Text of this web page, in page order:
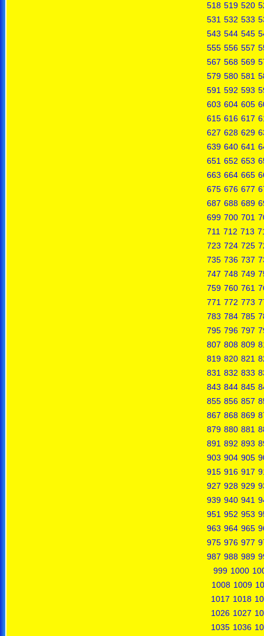
518 519 520
531 532 533
543 544 545
555 556 557
567 568 569
579 580 581
591 592 593
603 604 605
615 616 617
627 628 629
639 640 641
651 652 653
663 664 665
675 676 677
687 688 689
699 700 701
711 712 713
723 724 725
735 736 737
747 748 749
759 760 761
771 772 773
783 784 785
795 796 797
807 808 809
819 820 821
831 832 833
843 844 845
855 856 857
867 868 869
879 880 881
891 892 893
903 904 905
915 916 917
927 928 929
939 940 941
951 952 953
963 964 965
975 976 977
987 988 989
999 1000
1008 1009
1017 1018
1026 1027
1035 1036